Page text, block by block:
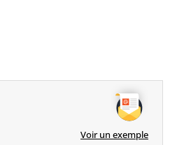
Voir un exemple